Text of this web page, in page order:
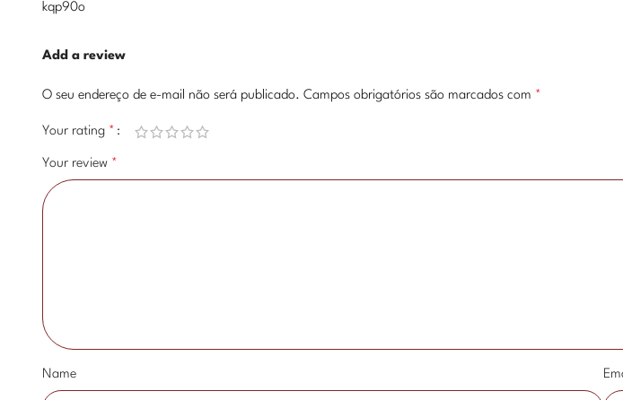
kqp90o
Add a review
O seu endereço de e-mail não será publicado. Campos obrigatórios são marcados com *
Your rating *
Your review *
Name